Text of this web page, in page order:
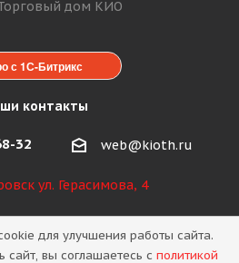
для улучшения работы сайта.
сайт, вы соглашаетесь с политикой
дом КИО
с 1С-Битрикс
контакты
32 web@kioth.ru
ул. Герасимова, 4